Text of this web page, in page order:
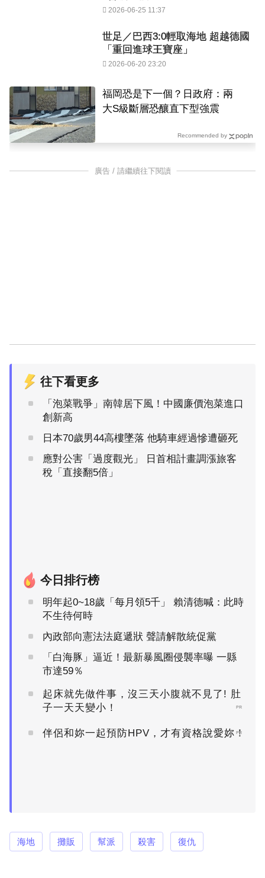
2026-06-25 11:37
世足／巴西3:0輕取海地 超越德國
「重回進球王寶座」
2026-06-20 23:20
福岡恐是下一個？日政府：兩
大S級斷層恐釀直下型強震
Recommended by
廣告 / 請繼續往下閱讀
往下看更多
「泡菜戰爭」南韓居下風！中國廉價泡菜進口
創新高
日本70歲男44高樓墜落 他騎車經過慘遭砸死
應對公害「過度觀光」 日首相計畫調漲旅客
稅「直接翻5倍」
今日排行榜
明年起0~18歲「每月領5千」 賴清德喊：此時
不生待何時
內政部向憲法法庭遞狀 聲請解散統促黨
「白海豚」逼近！最新暴風圈侵襲率曝 一縣
市達59％
起床就先做件事，沒三天小腹就不見了! 肚
子一天天變小！
PR
伴侶和妳一起預防HPV，才有資格說愛妳！
PR
海地 攤販 幫派 殺害 復仇